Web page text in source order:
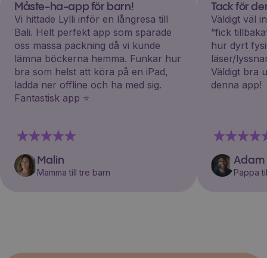
Måste-ha-app för barn!
Vi hittade Lylli inför en långresa till
Bali. Helt perfekt app som sparade
oss massa packning då vi kunde
lämna böckerna hemma. Funkar hur
bra som helst att köra på en iPad,
ladda ner offline och ha med sig.
Fantastisk app ⭐️
Malin
Mamma till tre barn
Tack för
Väldigt väl
”fick
hur dyrt
läser/
Väldigt bra
denna app!
Adam
Pappa